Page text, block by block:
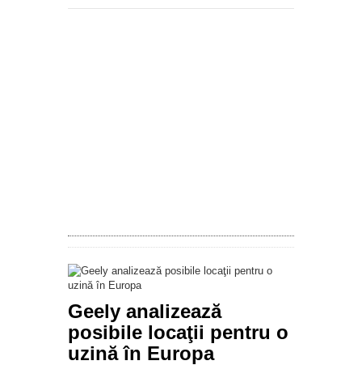
Geely analizează
posibile locaţii pentru o
uzină în Europa